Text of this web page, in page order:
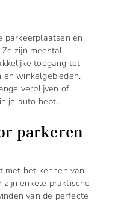
parkeerplaatsen en
zijn meestal
toegang tot
en winkelgebieden.
verblijven of
je auto hebt.
parkeren
met het kennen van
enkele praktische
van de perfecte